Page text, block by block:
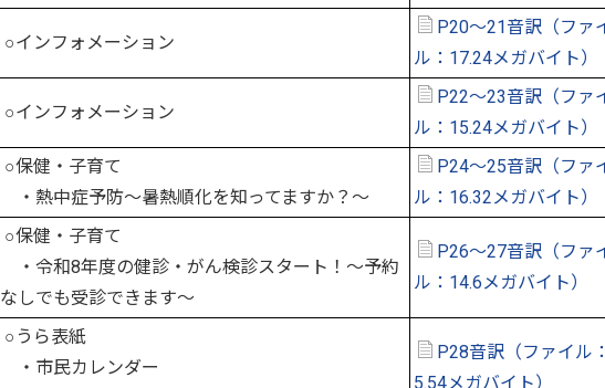
○インフォメーション
P20～21音訳（ファ
ル：17.24メガバイト）
○インフォメーション
P22～23音訳（ファ
ル：15.24メガバイト）
○保健・子育て
・熱中症予防～暑熱順化を知ってますか？～
P24～25音訳（ファ
ル：16.32メガバイト）
○保健・子育て
・令和8年度の健診・がん検診スタート！～予約
なしでも受診できます～
P26～27音訳（ファ
ル：14.6メガバイト）
○うら表紙
・市民カレンダー
P28音訳（ファイル
5.54メガバイト）